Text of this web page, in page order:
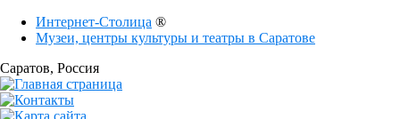
Интернет-Столица ®
Музеи, центры культуры и театры в Саратове
Саратов, Россия